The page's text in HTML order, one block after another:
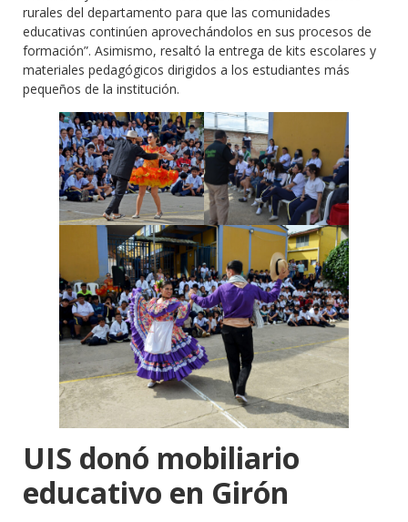
rurales del departamento para que las comunidades
educativas continúen aprovechándolos en sus procesos de
formación”. Asimismo, resaltó la entrega de kits escolares y
materiales pedagógicos dirigidos a los estudiantes más
pequeños de la institución.
UIS donó mobiliario
educativo en Girón